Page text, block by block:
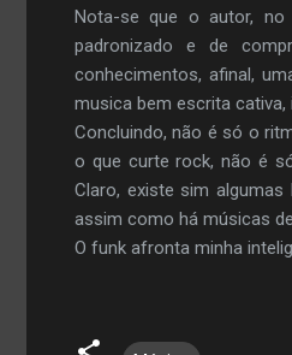
Nota-se que o autor, no
padronizado e de
conhecimentos, afinal,
musica bem escrita cativa,
Concluindo, não é só o
o que curte rock, não é
Claro, existe sim
assim como há músicas
O funk afronta minha